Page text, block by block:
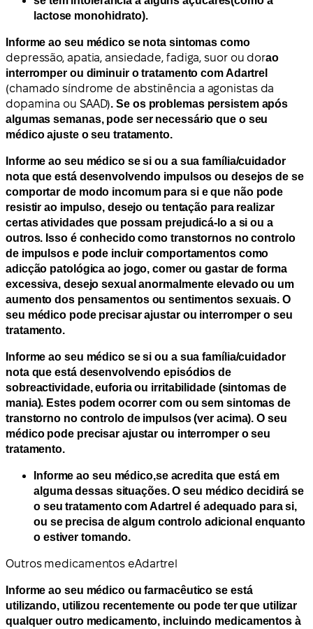
lactose monohidrato).
Informe ao seu médico se nota sintomas como
depressão, apatia, ansiedade, fadiga, suor ou dorao
interromper ou diminuir o tratamento com Adartrel
(chamado síndrome de abstinência a agonistas da
dopamina ou SAAD). Se os problemas persistem após
algumas semanas, pode ser necessário que o seu
médico ajuste o seu tratamento.
Informe ao seu médico se si ou a sua família/cuidador
nota que está desenvolvendo impulsos ou desejos de se
comportar de modo incomum para si e que não pode
resistir ao impulso, desejo ou tentação para realizar
certas atividades que possam prejudicá-lo a si ou a
outros. Isso é conhecido como transtornos no controlo
de impulsos e pode incluir comportamentos como
adicção patológica ao jogo, comer ou gastar de forma
excessiva, desejo sexual anormalmente elevado ou um
aumento dos pensamentos ou sentimentos sexuais. O
seu médico pode precisar ajustar ou interromper o seu
tratamento.
Informe ao seu médico se si ou a sua família/cuidador
nota que está desenvolvendo episódios de
sobreactividade, euforia ou irritabilidade (sintomas de
mania). Estes podem ocorrer com ou sem sintomas de
transtorno no controlo de impulsos (ver acima). O seu
médico pode precisar ajustar ou interromper o seu
tratamento.
Informe ao seu médico,se acredita que está em
alguma dessas situações. O seu médico decidirá se
o seu tratamento com Adartrel é adequado para si,
ou se precisa de algum controlo adicional enquanto
o estiver tomando.
Outros medicamentos eAdartrel
Informe ao seu médico ou farmacêutico se está
utilizando, utilizou recentemente ou pode ter que utilizar
qualquer outro medicamento, incluindo medicamentos à